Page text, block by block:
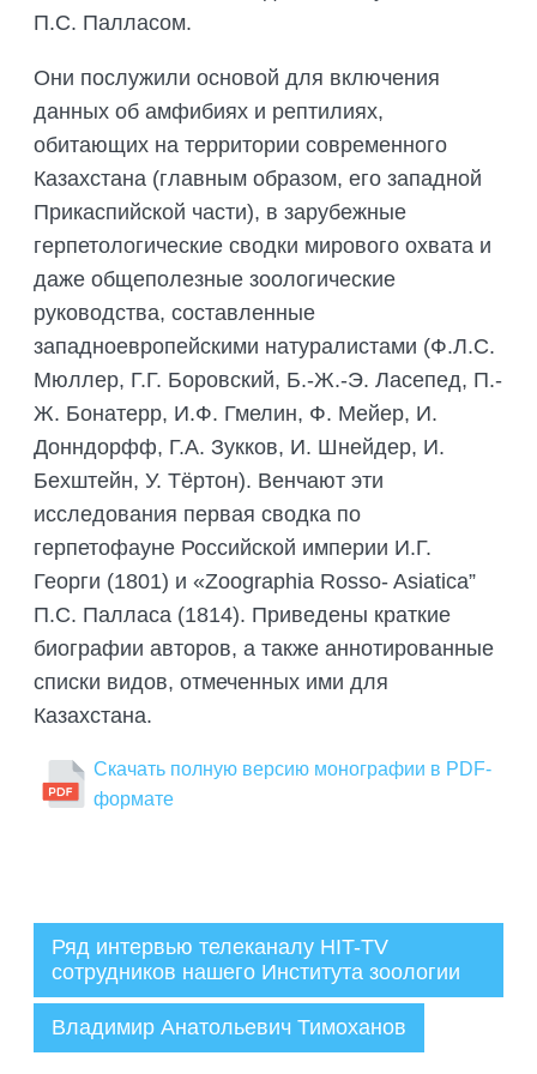
ОБОСНОВАНИЙ
ОРГАНИЗАЦИЯ ТРЕНИНГОВ И
СЕМИНАРОВ, ПОЛЕВЫХ ЭКСКУРСИЙ
ОРГАНИЗАЦИЯ ПОЛЕВЫХ ПРАКТИК,
СТАЖИРОВОК
СОВМЕСТНО С НАУЧНЫМ
СЕЛЕВИНИЯ
SAIGA NEWS
П.С. Палласом.
Они послужили основой для включения
данных об амфибиях и рептилиях,
обитающих на территории современного
Казахстана (главным образом, его западной
Прикаспийской части), в зарубежные
герпетологические сводки мирового охвата и
даже общеполезные зоологические
руководства, составленные
западноевропейскими натуралистами (Ф.Л.С.
Мюллер, Г.Г. Боровский, Б.-Ж.-Э. Ласепед, П.-
Ж. Бонатерр, И.Ф. Гмелин, Ф. Мейер, И.
Донндорфф, Г.А. Зукков, И. Шнейдер, И.
Бехштейн, У. Тёртон). Венчают эти
исследования первая сводка по
герпетофауне Российской империи И.Г.
Георги (1801) и «Zoographia Rosso- Asiatica”
П.С. Палласа (1814). Приведены краткие
биографии авторов, а также аннотированные
списки видов, отмеченных ими для
Казахстана.
Скачать полную версию монографии в PDF-
формате
Администратор
23.11.2022
Ряд интервью телеканалу HIT-TV
сотрудников нашего Института зоологии
Владимир Анатольевич Тимоханов